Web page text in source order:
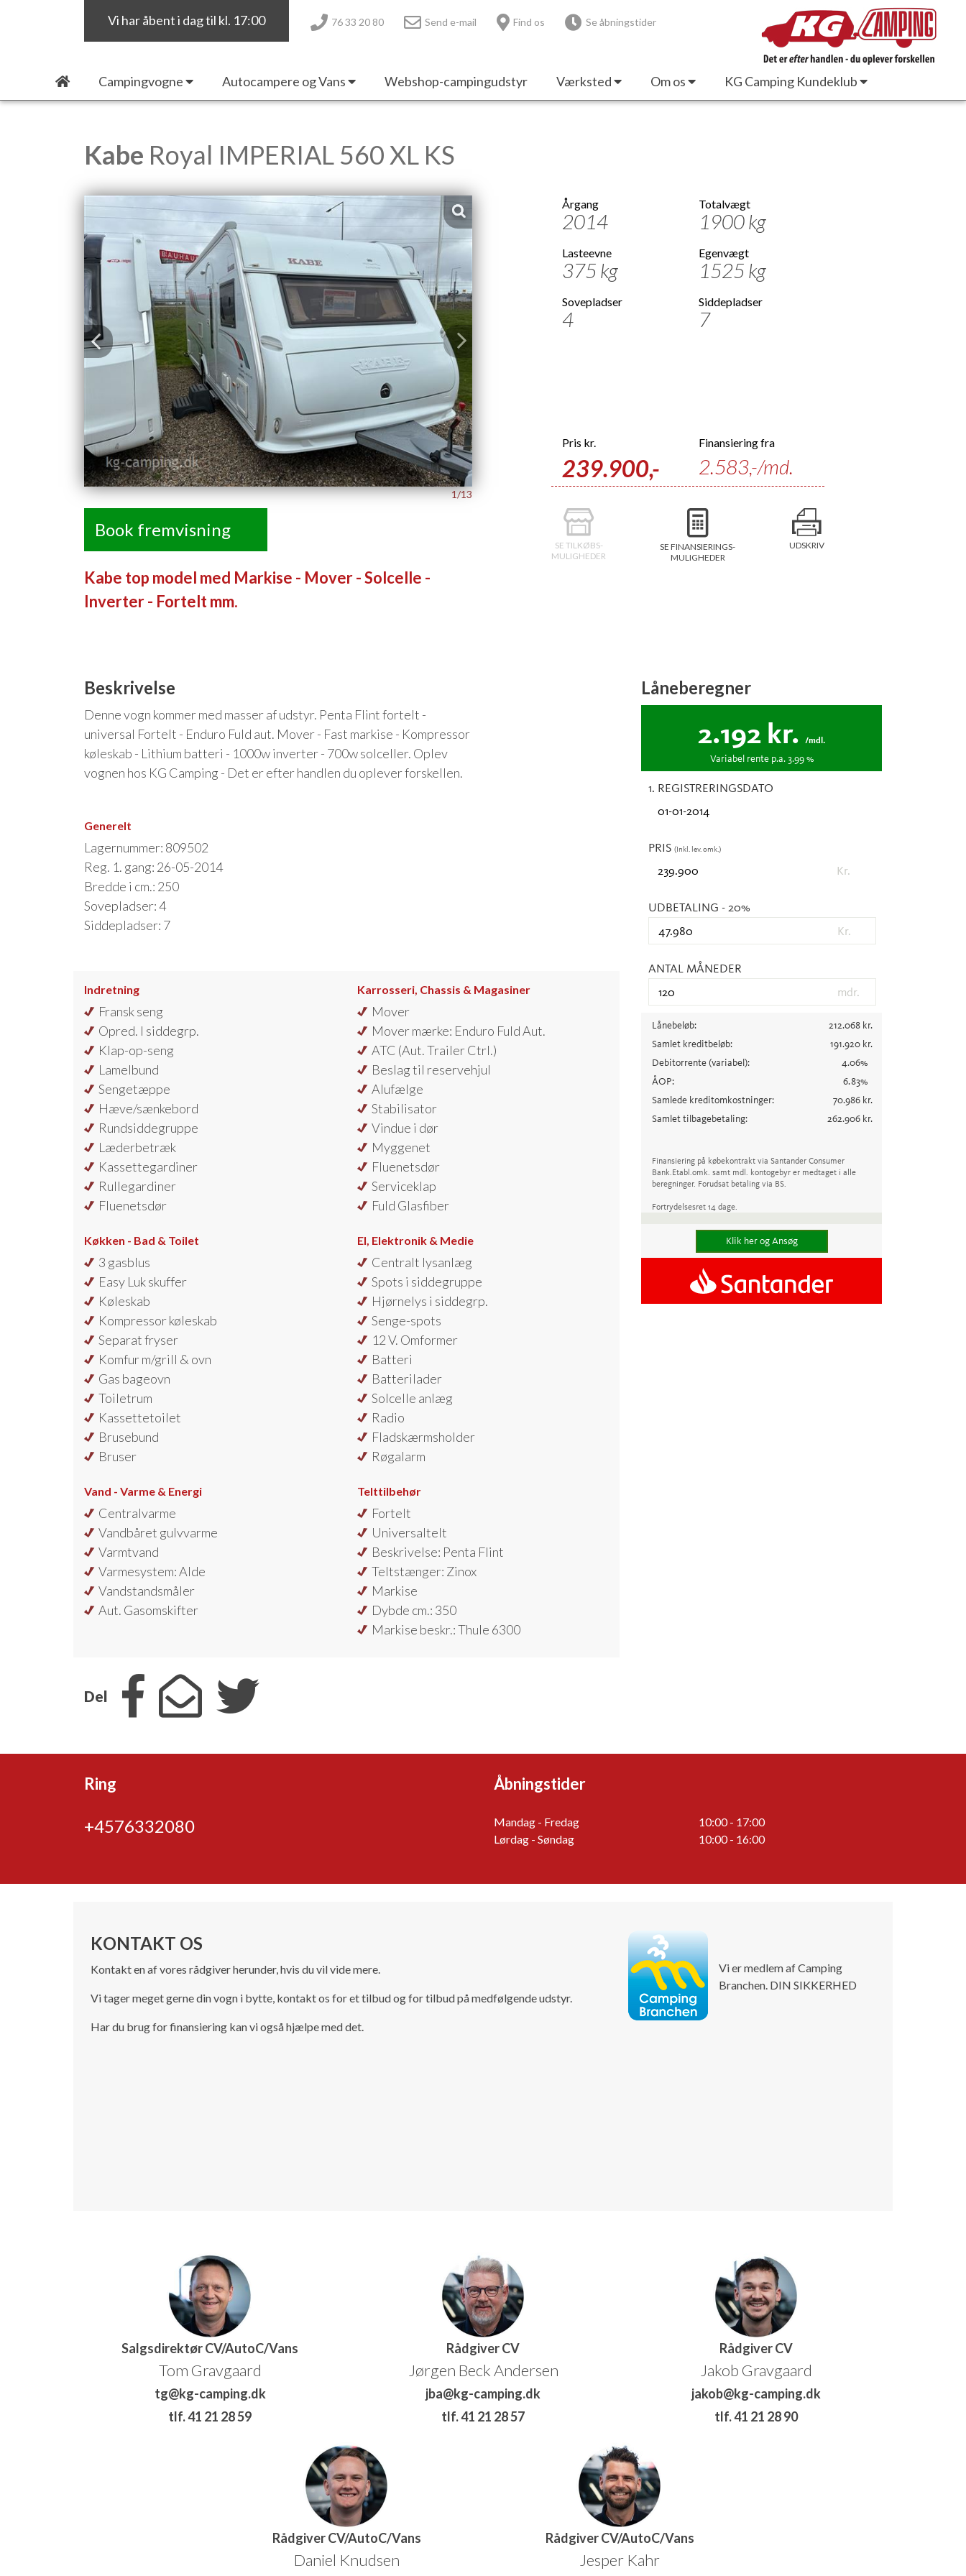
Vi har åbent i dag til kl. 17:00 76 33 20 80 Send e-mail Find os Se åbningstider
Campingvogne Autocampere og Vans Webshop-campingudstyr Værksted Om os KG Camping Kundeklub
Kabe Royal IMPERIAL 560 XL KS
Previous Next
2/13
Årgang
2014
Totalvægt
1900 kg
Lasteevne
375 kg
Egenvægt
1525 kg
Sovepladser
4
Siddepladser
7
Pris kr.
239.900,-
Finansiering fra
2.583,-/md.
Book fremvisning
Kabe top model med Markise - Mover - Solcelle -
Inverter - Fortelt mm.
SE TILKØBS-
MULIGHEDER
SE FINANSIERINGS-
MULIGHEDER
UDSKRIV
Beskrivelse
Denne vogn kommer med masser af udstyr. Penta Flint fortelt -
universal Fortelt - Enduro Fuld aut. Mover - Fast markise - Kompressor
køleskab - Lithium batteri - 1000w inverter - 700w solceller. Oplev
vognen hos KG Camping - Det er efter handlen du oplever forskellen.
Generelt
Lagernummer: 809502
Reg. 1. gang: 26-05-2014
Bredde i cm.: 250
Sovepladser: 4
Siddepladser: 7
Indretning
Fransk seng
Opred. I siddegrp.
Klap-op-seng
Lamelbund
Sengetæppe
Hæve/sænkebord
Rundsiddegruppe
Læderbetræk
Kassettegardiner
Rullegardiner
Fluenetsdør
Karrosseri, Chassis & Magasiner
Mover
Mover mærke: Enduro Fuld Aut.
ATC (Aut. Trailer Ctrl.)
Beslag til reservehjul
Alufælge
Stabilisator
Vindue i dør
Myggenet
Fluenetsdør
Serviceklap
Fuld Glasfiber
Køkken - Bad & Toilet
3 gasblus
Easy Luk skuffer
Køleskab
Kompressor køleskab
Separat fryser
Komfur m/grill & ovn
Gas bageovn
Toiletrum
Kassettetoilet
Brusebund
Bruser
El, Elektronik & Medie
Centralt lysanlæg
Spots i siddegruppe
Hjørnelys i siddegrp.
Senge-spots
12 V. Omformer
Batteri
Batterilader
Solcelle anlæg
Radio
Fladskærmsholder
Røgalarm
Vand - Varme & Energi
Centralvarme
Vandbåret gulvvarme
Varmtvand
Varmesystem: Alde
Vandstandsmåler
Aut. Gasomskifter
Telttilbehør
Fortelt
Universaltelt
Beskrivelse: Penta Flint
Teltstænger: Zinox
Markise
Dybde cm.: 350
Markise beskr.: Thule 6300
Låneberegner
2.192 kr. /mdl.
Variabelrente p.a.3.99%
1. REGISTRERINGSDATO
PRIS (Inkl. lev. omk.)
Kr.
UDBETALING - 20%
Kr.
ANTAL MÅNEDER
mdr.
Lånebeløb: 212.068 kr.
Samlet kreditbeløb:
191.920 kr.
Debitorrente(variabel): 4.06%
ÅOP:
6.83%
Samlede kreditomkostninger:
70.986 kr.
Samlet tilbagebetaling:
262.906 kr.
Finansiering på købekontrakt via Santander Consumer
Bank.Etabl.omk. samt mdl. kontogebyr er medtaget i alle
beregninger. Forudsat betaling via BS.
Fortrydelsesret 14 dage.
Klik her og Ansøg
Del
Ring
+4576332080
Åbningstider
Mandag - Fredag
10:00 - 17:00
Lørdag - Søndag
10:00 - 16:00
KONTAKT OS
Kontakt en af vores rådgiver herunder, hvis du vil vide mere.
Vi tager meget gerne din vogn i bytte, kontakt os for et tilbud og for tilbud på medfølgende udstyr.
Har du brug for finansiering kan vi også hjælpe med det.
Vi er medlem af Camping
Branchen. DIN SIKKERHED
Salgsdirektør CV/AutoC/Vans
Tom Gravgaard
tg@kg-camping.dk
tlf. 41 21 28 59
Rådgiver CV
Jørgen Beck Andersen
jba@kg-camping.dk
tlf. 41 21 28 57
Rådgiver CV
Jakob Gravgaard
jakob@kg-camping.dk
tlf. 41 21 28 90
Rådgiver CV/AutoC/Vans
Daniel Knudsen
Rådgiver CV/AutoC/Vans
Jesper Kahr